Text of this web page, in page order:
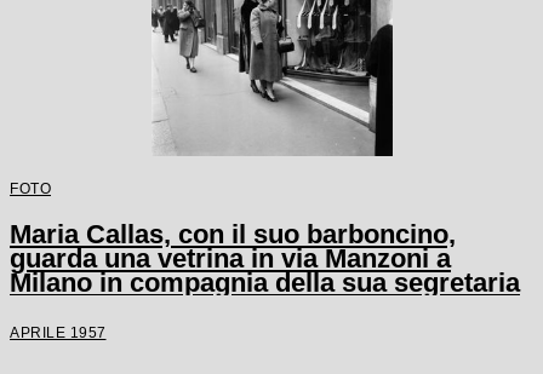
FOTO
Maria Callas, con il suo barboncino,
guarda una vetrina in via Manzoni a
Milano in compagnia della sua segretaria
APRILE 1957